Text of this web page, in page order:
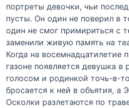
портреты девочки, чьи
пусты. Он один не поверил в
один не смог примириться с
заменили живую память на
Когда на восемнадцатилетие
газоне появляется девушка в
голосом и родинкой точь-в-
бросается к ней в объятия, а
Осколки разлетаются по